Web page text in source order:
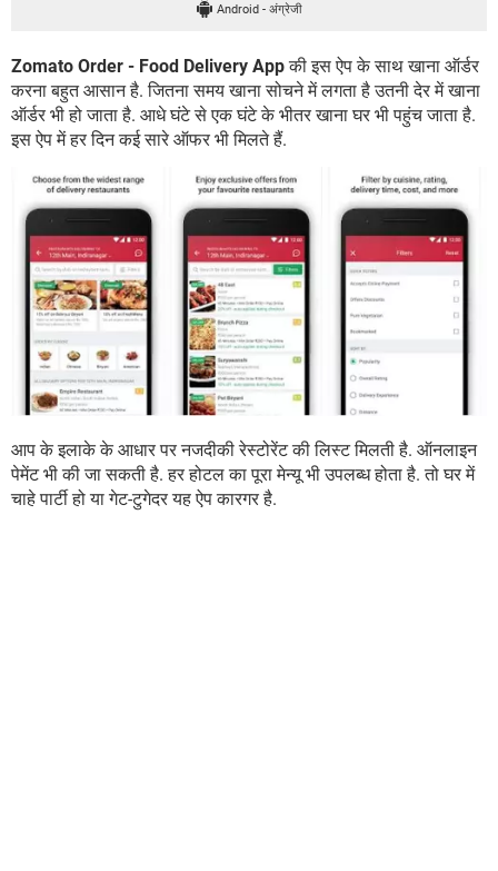
Android - अंग्रेजी
Zomato Order - Food Delivery Appकी इस ऐप के साथ खाना ऑर्डर
करना बहुत आसान है. जितना समय खाना सोचने में लगता है उतनी देर में खाना
ऑर्डर भी हो जाता है. आधे घंटे से एक घंटे के भीतर खाना घर भी पहुंच जाता है.
इस ऐप में हर दिन कई सारे ऑफर भी मिलते हैं.
आप के इलाके के आधार पर नजदीकी रेस्टोरेंट की लिस्ट मिलती है. ऑनलाइन
पेमेंट भी की जा सकती है. हर होटल का पूरा मेन्यू भी उपलब्ध होता है. तो घर में
चाहे पार्टी हो या गेट-टुगेदर यह ऐप कारगर है.